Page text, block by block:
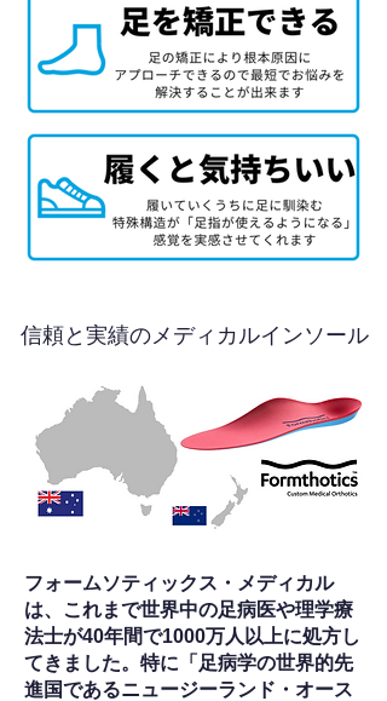
信頼と実績のメディカルインソール
フォームソティックス・メディカル
は、これまで世界中の足病医や理学療
法士が40年間で1000万人以上に処方し
てきました。特に「足病学の世界的先
進国であるニュージーランド・オース